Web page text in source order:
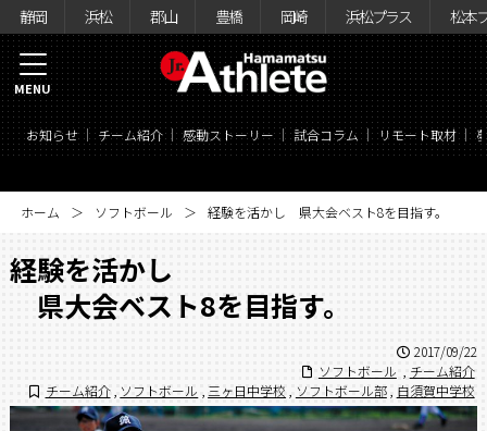
静岡 浜松 郡山 豊橋 岡崎 浜松プラス 松本
お知らせ チーム紹介 感動ストーリー 試合コラム リモート取材
MENU
ホーム ソフトボール 経験を活かし 県大会ベスト8を目指す。
経験を活かし
県大会ベスト8を目指す。
2017/09/22
ソフトボール
チーム紹介
チーム紹介
ソフトボール 三ヶ日中学校 ソフトボール部 , 白須賀中学校